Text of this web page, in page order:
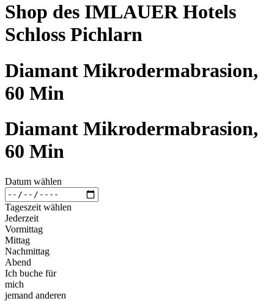
Shop des IMLAUER Hotels
Schloss Pichlarn
Diamant Mikrodermabrasion,
60 Min
Diamant Mikrodermabrasion,
60 Min
Datum wählen
Tageszeit wählen
Jederzeit
Vormittag
Mittag
Nachmittag
Abend
Ich buche für
mich
jemand anderen